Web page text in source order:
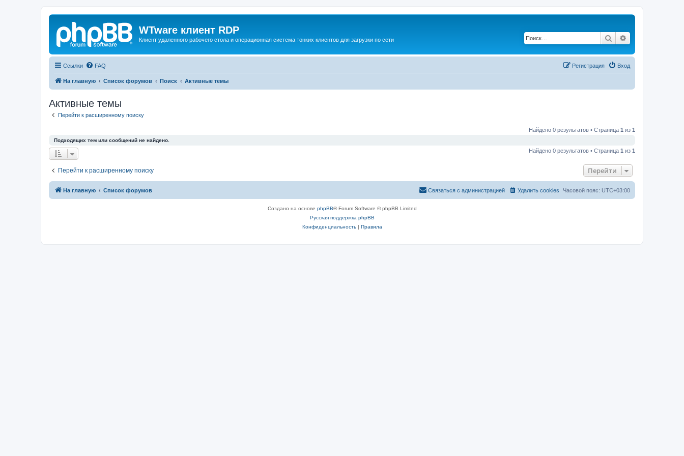
WTware клиент RDP
Клиент удаленного рабочего стола и операционная система тонких клиентов для загрузки по сети Поиск
Ссылки FAQ Вход
Регистрация
На главную Список форумов Поиск Активные темы
Активные темы
Перейти к расширенному поиску
Найдено 0 результатов • Страница 1 из 1
Подходящих тем или сообщений не найдено.
Найдено 0 результатов • Страница 1 из 1
Перейти к расширенному поиску Перейти
На главную Список форумов Часовой пояс: UTC+03:00
Удалить cookies
Связаться с администрацией
Создано на основе phpBB® Forum Software © phpBB Limited
Русская поддержка phpBB
Конфиденциальность| Правила